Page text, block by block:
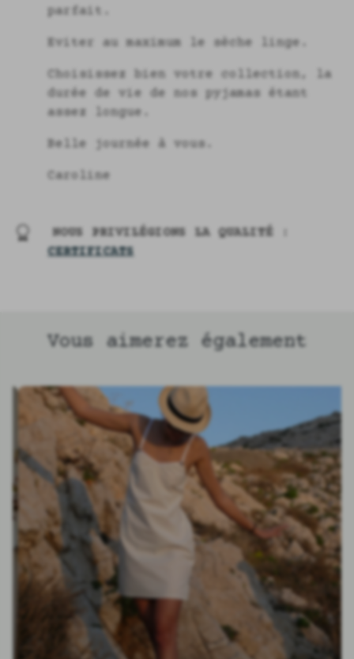
parfait.
Eviter au maximum le sèche linge.
Choisissez bien votre collection, la
durée de vie de nos pyjamas étant
assez longue.
Belle journée à vous.
Caroline
NOUS PRIVILÉGIONS LA QUALITÉ :
CERTIFICATS
Vous aimerez également